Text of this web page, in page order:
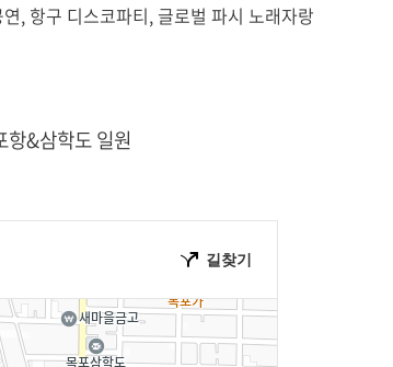
, 항구 디스코파티, 글로벌 파시 노래자랑
&삼학도 일원